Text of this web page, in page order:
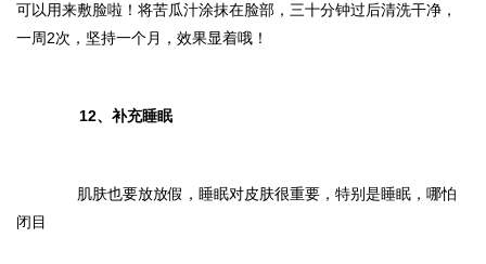
可以用来敷脸啦！将苦瓜汁涂抹在脸部，三十分钟过后清洗干净，
一周2次，坚持一个月，效果显着哦！
12、补充睡眠
肌肤也要放放假，睡眠对皮肤很重要，特别是睡眠，哪怕
闭目